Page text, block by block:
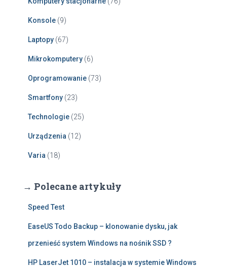
Konsole (9)
Laptopy (67)
Mikrokomputery (6)
Oprogramowanie (73)
Smartfony (23)
Technologie (25)
Urządzenia (12)
Varia (18)
→ Polecane artykuły
Speed Test
EaseUS Todo Backup – klonowanie dysku, jak
przenieść system Windows na nośnik SSD ?
HP LaserJet 1010 – instalacja w systemie Windows